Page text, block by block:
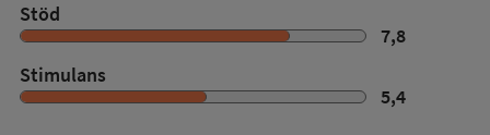
Stöd
7,8
Stimulans
5,4